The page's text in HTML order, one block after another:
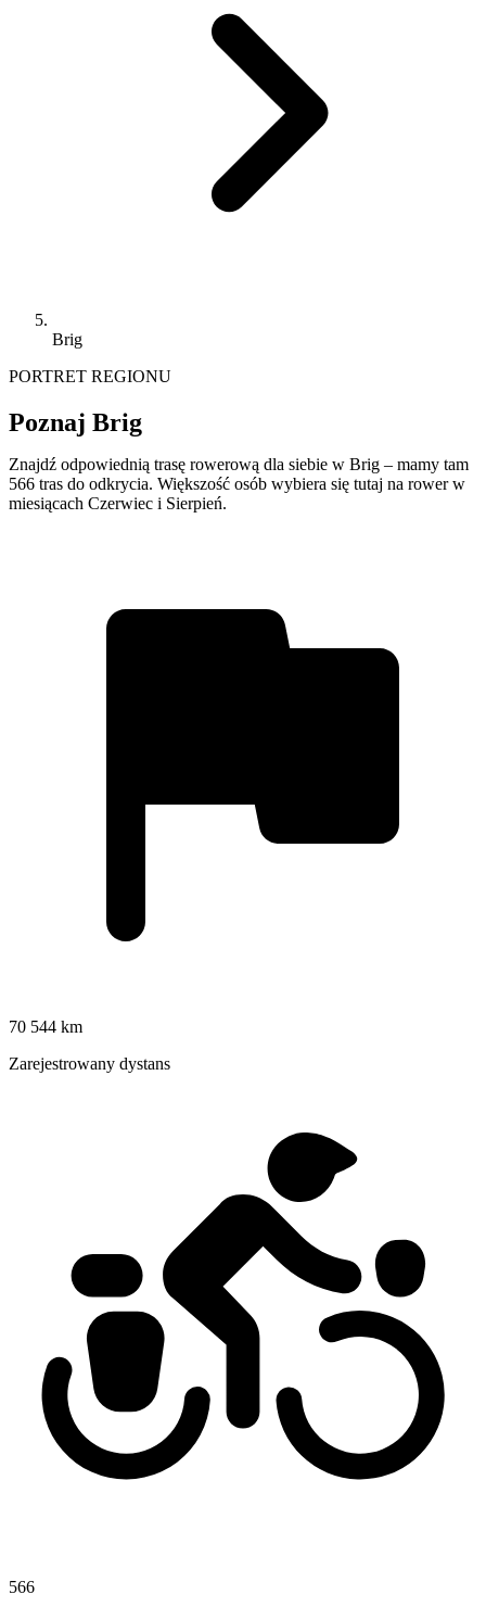
Brig
PORTRET REGIONU
Poznaj Brig
Znajdź odpowiednią trasę rowerową dla siebie w Brig – mamy tam
566 tras do odkrycia. Większość osób wybiera się tutaj na rower w
miesiącach Czerwiec i Sierpień.
70 544 km
Zarejestrowany dystans
566